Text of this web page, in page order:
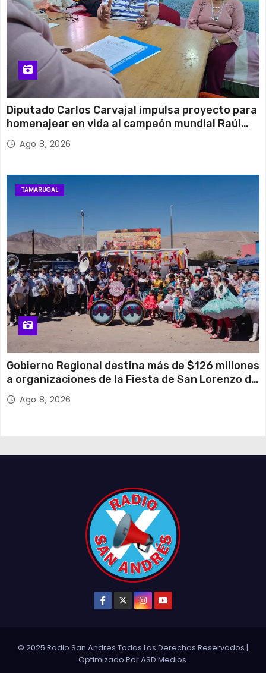
Diputado Carlos Carvajal impulsa proyecto para
homenajear en vida al campeón mundial Raúl
Choque
Ago 8, 2026
TAMARUGAL
Gobierno Regional destina más de $126 millones
a organizaciones de la Fiesta de San Lorenzo de
Tarapacá
Ago 8, 2026
© 2025 Radio San Andres Todos Los Derechos Reservados |
Optimizado PorASD Medios.